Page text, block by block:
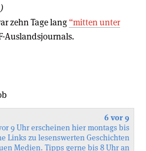
zehn Tage lang “mitten unter
Auslandsjournals.
6 vor 9
9 Uhr erscheinen hier montags bis
Links zu lesenswerten Geschichten
Medien. Tipps gerne bis 8 Uhr an